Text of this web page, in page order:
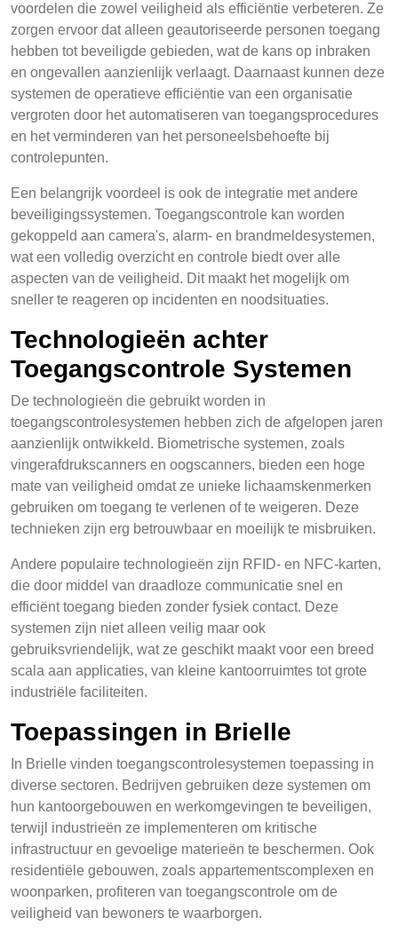
voordelen die zowel veiligheid als efficiëntie verbeteren. Ze
zorgen ervoor dat alleen geautoriseerde personen toegang
hebben tot beveiligde gebieden, wat de kans op inbraken
en ongevallen aanzienlijk verlaagt. Daarnaast kunnen deze
systemen de operatieve efficiëntie van een organisatie
vergroten door het automatiseren van toegangsprocedures
en het verminderen van het personeelsbehoefte bij
controlepunten.
Een belangrijk voordeel is ook de integratie met andere
beveiligingssystemen. Toegangscontrole kan worden
gekoppeld aan camera's, alarm- en brandmeldesystemen,
wat een volledig overzicht en controle biedt over alle
aspecten van de veiligheid. Dit maakt het mogelijk om
sneller te reageren op incidenten en noodsituaties.
Technologieën achter
Toegangscontrole Systemen
De technologieën die gebruikt worden in
toegangscontrolesystemen hebben zich de afgelopen jaren
aanzienlijk ontwikkeld. Biometrische systemen, zoals
vingerafdrukscanners en oogscanners, bieden een hoge
mate van veiligheid omdat ze unieke lichaamskenmerken
gebruiken om toegang te verlenen of te weigeren. Deze
technieken zijn erg betrouwbaar en moeilijk te misbruiken.
Andere populaire technologieën zijn RFID- en NFC-karten,
die door middel van draadloze communicatie snel en
efficiënt toegang bieden zonder fysiek contact. Deze
systemen zijn niet alleen veilig maar ook
gebruiksvriendelijk, wat ze geschikt maakt voor een breed
scala aan applicaties, van kleine kantoorruimtes tot grote
industriële faciliteiten.
Toepassingen in Brielle
In Brielle vinden toegangscontrolesystemen toepassing in
diverse sectoren. Bedrijven gebruiken deze systemen om
hun kantoorgebouwen en werkomgevingen te beveiligen,
terwijl industrieën ze implementeren om kritische
infrastructuur en gevoelige materieën te beschermen. Ook
residentiële gebouwen, zoals appartementscomplexen en
woonparken, profiteren van toegangscontrole om de
veiligheid van bewoners te waarborgen.